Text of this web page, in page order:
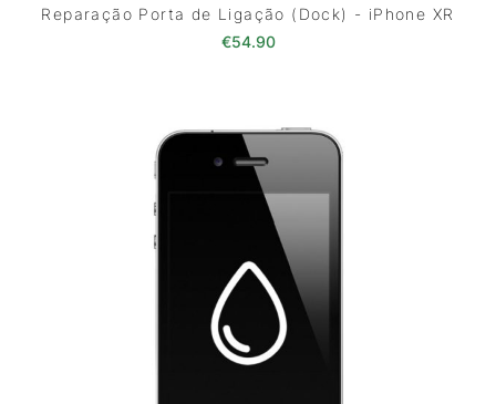
Reparação Porta de Ligação (Dock) - iPhone XR
€54.90